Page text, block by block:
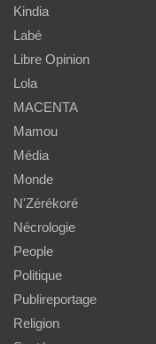
Kindia
Labé
Libre Opinion
Lola
MACENTA
Mamou
Média
Monde
N'Zérékoré
Nécrologie
People
Politique
Publireportage
Religion